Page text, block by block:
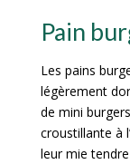
Pain
Les pains
légèrement
de mini
croustillante à
leur mie